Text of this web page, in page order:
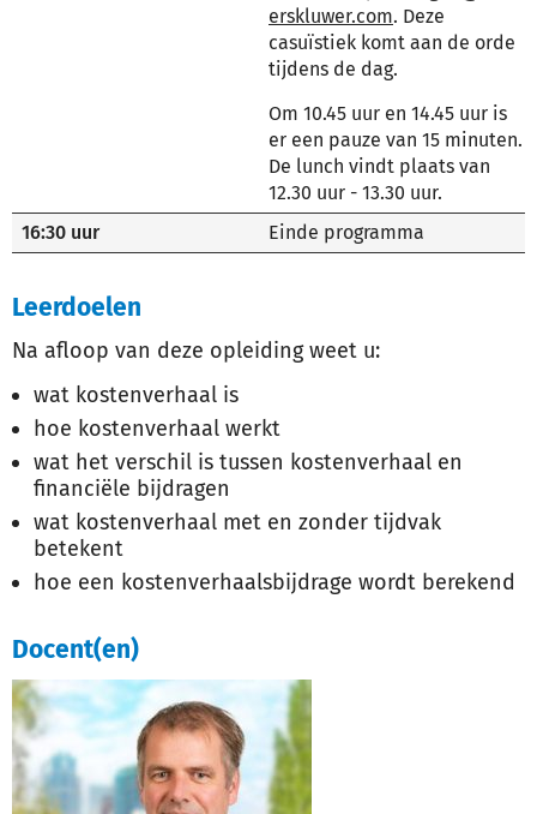
erskluwer.com. Deze
casuïstiek komt aan de orde
tijdens de dag.
Om 10.45 uur en 14.45 uur is
er een pauze van 15 minuten.
De lunch vindt plaats van
12.30 uur - 13.30 uur.
16:30 uur
Einde programma
Leerdoelen
Na afloop van deze opleiding weet u:
wat kostenverhaal is
hoe kostenverhaal werkt
wat het verschil is tussen kostenverhaal en
financiële bijdragen
wat kostenverhaal met en zonder tijdvak
betekent
hoe een kostenverhaalsbijdrage wordt berekend
Docent(en)